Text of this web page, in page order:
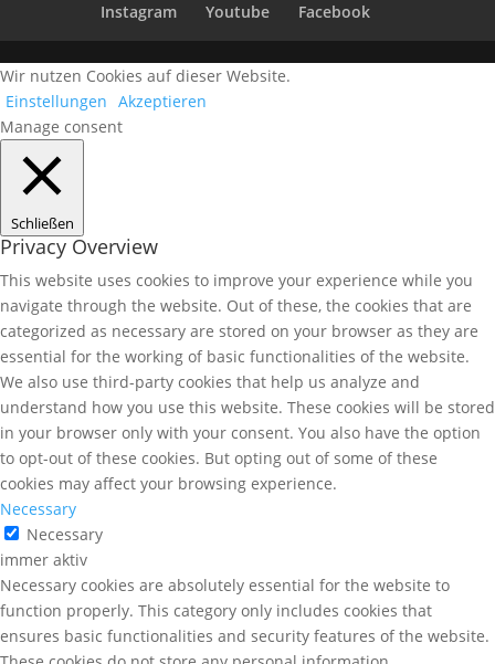
Instagram
Youtube Facebook
Wir nutzen Cookies auf dieser Website.
Einstellungen Akzeptieren
Manage consent
Schließen
Privacy Overview
This website uses cookies to improve your experience while you
navigate through the website. Out of these, the cookies that are
categorized as necessary are stored on your browser as they are
essential for the working of basic functionalities of the website.
We also use third-party cookies that help us analyze and
understand how you use this website. These cookies will be stored
in your browser only with your consent. You also have the option
to opt-out of these cookies. But opting out of some of these
cookies may affect your browsing experience.
Necessary
Necessary
immer aktiv
Necessary cookies are absolutely essential for the website to
function properly. This category only includes cookies that
ensures basic functionalities and security features of the website.